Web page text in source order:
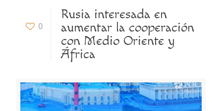
0
Rusia interesada en
aumentar la cooperación
con Medio Oriente y
África